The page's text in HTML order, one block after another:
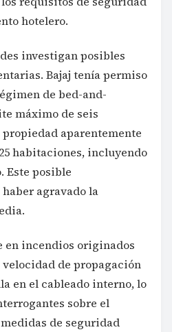
hotelero.
investigan posibles
Bajaj tenía permiso
de bed-and-
máximo de seis
aparentemente
habitaciones, incluyendo
Este posible
agravado la
en incendios originados
de propagación
en el cableado interno, lo
sobre el
de seguridad